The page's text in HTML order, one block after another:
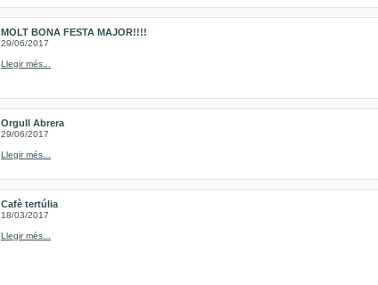
MOLT BONA FESTA MAJOR!!!!
29/06/2017
Llegir més...
Orgull Abrera
29/06/2017
Llegir més...
Cafè tertúlia
18/03/2017
Llegir més...